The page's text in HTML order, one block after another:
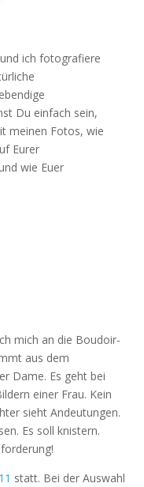
ich fotografiere
Du einfach sein,
meinen Fotos, wie
Eurer
wie Euer
mich an die Boudoir-
aus dem
Dame. Es geht bei
einer Frau. Kein
sieht Andeutungen.
Es soll knistern.
statt. Bei der Auswahl